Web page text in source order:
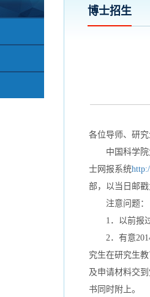
博士招生
各位导师、研
中国科学院大
士网报系统
部，以当日邮
注意问题：
1．以前报过
2．有意2014
究生在研究生
及申请材料交
书同时附上。